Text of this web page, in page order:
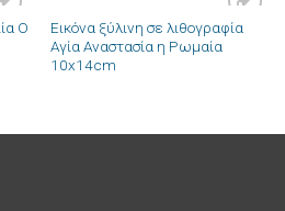
Ο
Πρόσθήκη
στην λίστα
Εικόνα ξύλινη σε λιθογραφία
Αγία Αναστασία η Ρωμαία
10x14cm